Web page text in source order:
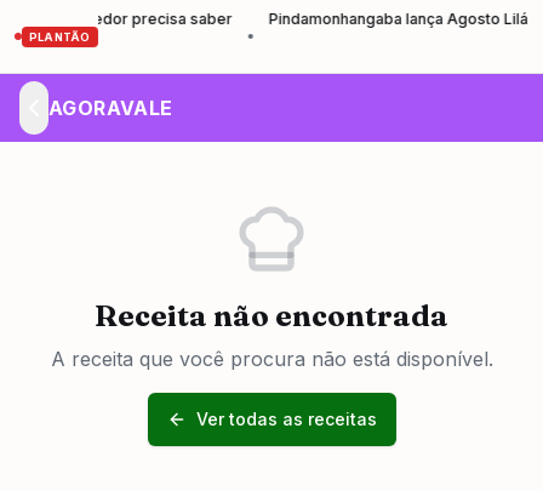
PLANTÃO
precisa saber
Pindamonhangaba lança Agosto Lilás
AGORAVALE
Receita não encontrada
A receita que você procura não está disponível.
Ver todas as receitas